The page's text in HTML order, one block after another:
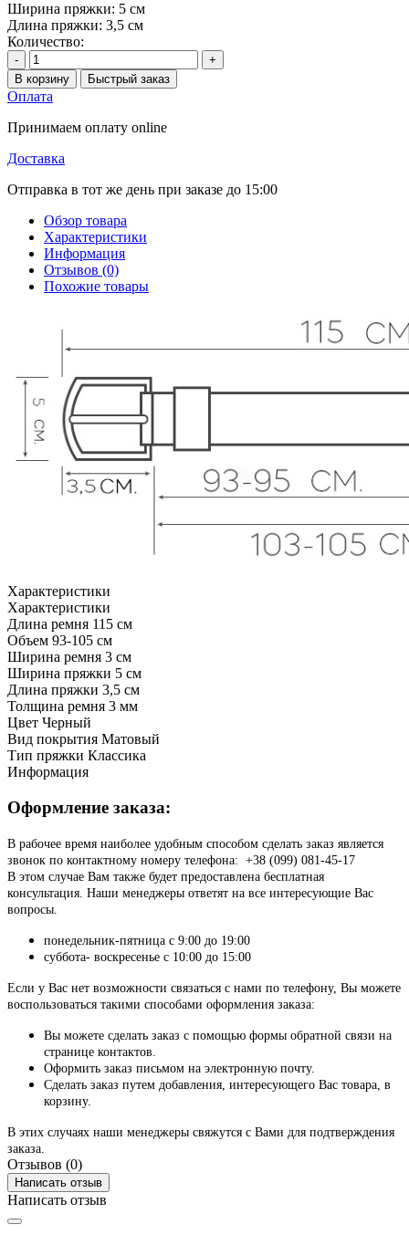
Ширина пряжки: 5 см
Длина пряжки: 3,5 см
Количество:
-
+
В корзину
Быстрый заказ
Оплата
Принимаем оплату online
Доставка
Отправка в тот же день при заказе до 15:00
Обзор товара
Характеристики
Информация
Отзывов (0)
Похожие товары
Характеристики
Характеристики
Длина ремня 115 см
Объем 93-105 см
Ширина ремня 3 см
Ширина пряжки 5 см
Длина пряжки 3,5 см
Толщина ремня 3 мм
Цвет Черный
Вид покрытия Матовый
Тип пряжки Классика
Информация
Оформление заказа:
В рабочее время наиболее удобным способом сделать заказ является
звонок по контактному номеру телефона: +38 (099) 081-45-17
В этом случае Вам также будет предоставлена бесплатная
консультация. Наши менеджеры ответят на все интересующие Вас
вопросы.
понедельник-пятница с 9:00 до 19:00
суббота- воскресенье с 10:00 до 15:00
Если у Вас нет возможности связаться с нами по телефону, Вы можете
воспользоваться такими способами оформления заказа:
Вы можете сделать заказ с помощью формы обратной связи на
странице контактов.
Оформить заказ письмом на электронную почту.
Сделать заказ путем добавления, интересующего Вас товара, в
корзину.
В этих случаях наши менеджеры свяжутся с Вами для подтверждения
заказа.
Отзывов (0)
Написать отзыв
Написать отзыв